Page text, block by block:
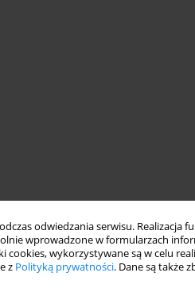
odwiedzania serwisu. Realizacja
wprowadzone w formularzach
cookies, wykorzystywane są w celu
z Polityką prywatności. Dane są także